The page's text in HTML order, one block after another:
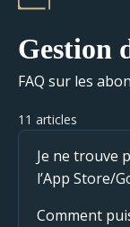
Gestion
FAQ sur les
11 articles
Je ne trouve
l’App Store/
Comment